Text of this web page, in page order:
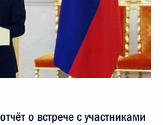
о встрече с участниками